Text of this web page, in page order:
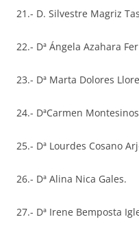
21.- D. Silvestre Magriz
22.- Dª Ángela Azahara
23.- Dª Marta Dolores
24.- DªCarmen
25.- Dª Lourdes Cosano
26.- Dª Alina Nica Gales.
27.- Dª Irene Bemposta